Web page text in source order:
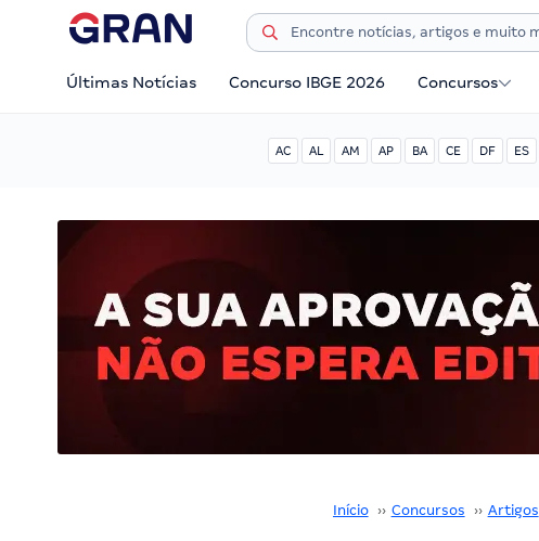
Últimas Notícias Concurso IBGE 2026 Concursos
AC AL AM AP BA CE DF ES
Início ›› Concursos ›› Artigos